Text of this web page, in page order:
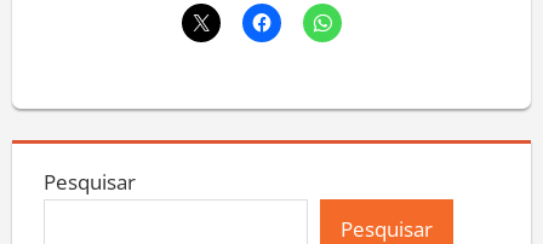
Pesquisar
Pesquisar